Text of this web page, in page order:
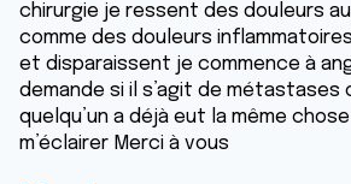
chirurgie je ressent des douleurs
comme des douleurs
et disparaissent je commence à
demande si il s’agit de métastases
quelqu’un a déjà eut la même
m’éclairer Merci à vous